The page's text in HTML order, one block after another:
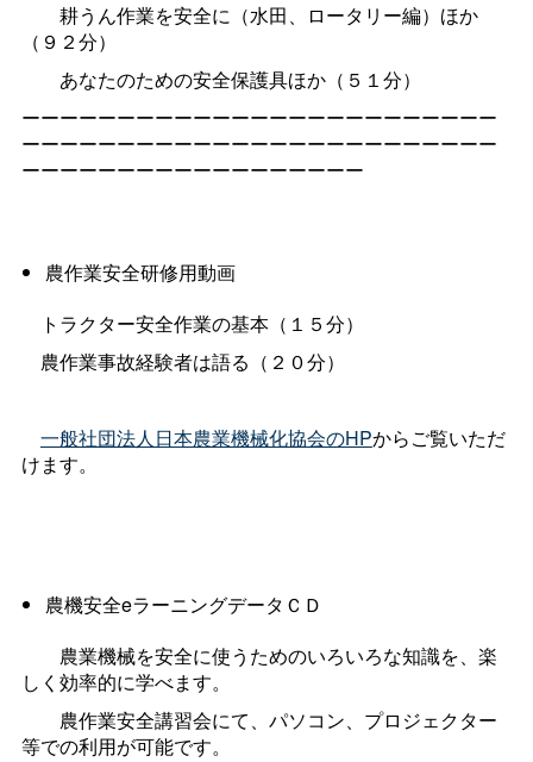
耕うん作業を安全に（水田、ロータリー編）ほか
（９２分）
あなたのための安全保護具ほか（５１分）
ーーーーーーーーーーーーーーーーーーーーーーーーー
ーーーーーーーーーーーーーーーーーーーーーーーーー
ーーーーーーーーーーーーーーーーーー
農作業安全研修用動画
トラクター安全作業の基本（１５分）
農作業事故経験者は語る（２０分）
一般社団法人日本農業機械化協会のHPからご覧いただ
けます。
農機安全eラーニングデータＣＤ
農業機械を安全に使うためのいろいろな知識を、楽
しく効率的に学べます。
農作業安全講習会にて、パソコン、プロジェクター
等での利用が可能です。